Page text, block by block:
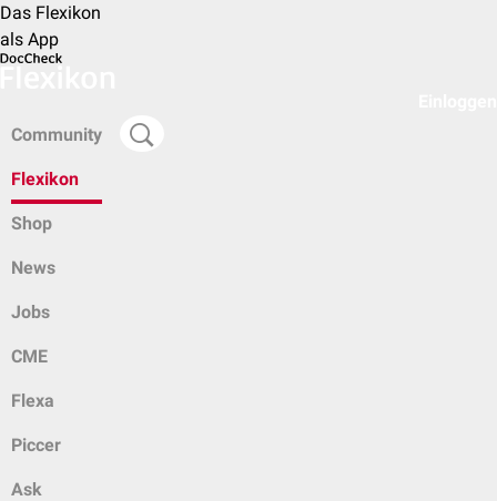
Das Flexikon
als App
Community
Flexikon
Shop
News
Jobs
CME
Flexa
Piccer
Ask